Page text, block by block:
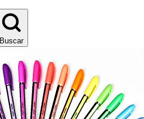
Buscar